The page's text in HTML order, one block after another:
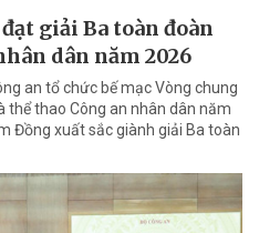
giải Ba toàn đoàn
dân năm 2026
an tổ chức bế mạc Vòng chung
thể thao Công an nhân dân năm
Đồng xuất sắc giành giải Ba toàn